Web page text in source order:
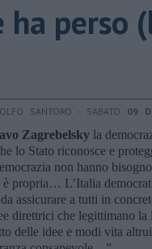
ha perso
SANTORO - SABATO 09
Zagrebelsky la
lo Stato riconosce e
non hanno
propria… L’Italia
assicurare a tutti in
direttrici che legittimano la
delle idee e modi vita